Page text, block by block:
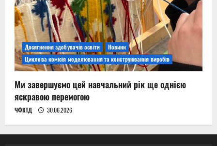
Досягнення здобувачів освіти
Новини
Циклова комісія моделювання та конструювання виробів
Ми завершуємо цей навчальний рік ще однією
яскравою перемогою
ЧФКТД 30.06.2026